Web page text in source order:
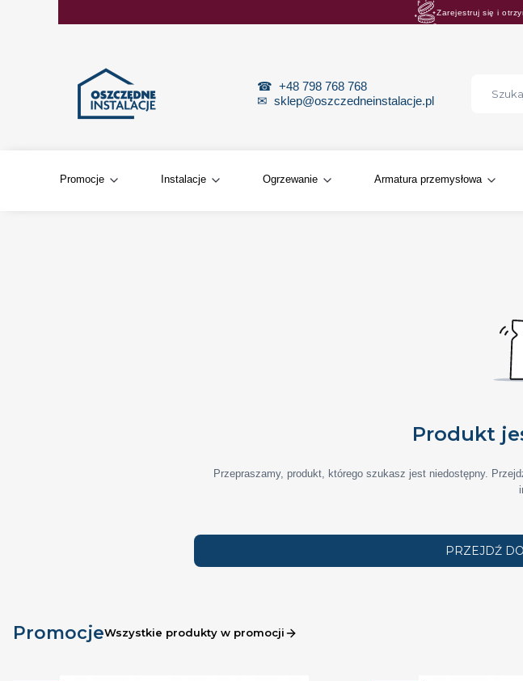
Zarejestruj się i
☎ +48 798 768 768
✉ sklep@oszczedneinstalacje.pl
Promocje Instalacje Ogrzewanie Armatura przemysłowa
Produkt
Przepraszamy, produkt, którego szukasz jest niedostępny.
PRZEJDŹ
PromocjeWszystkie produkty w promocji